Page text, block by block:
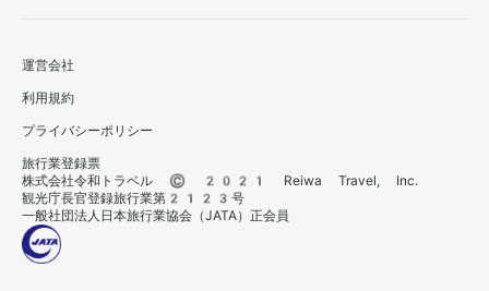
運営会社
利用規約
プライバシーポリシー
旅行業登録票
株式会社令和トラベル © 2021 Reiwa Travel, Inc.
観光庁長官登録旅行業第2123号
一般社団法人日本旅行業協会（JATA）正会員